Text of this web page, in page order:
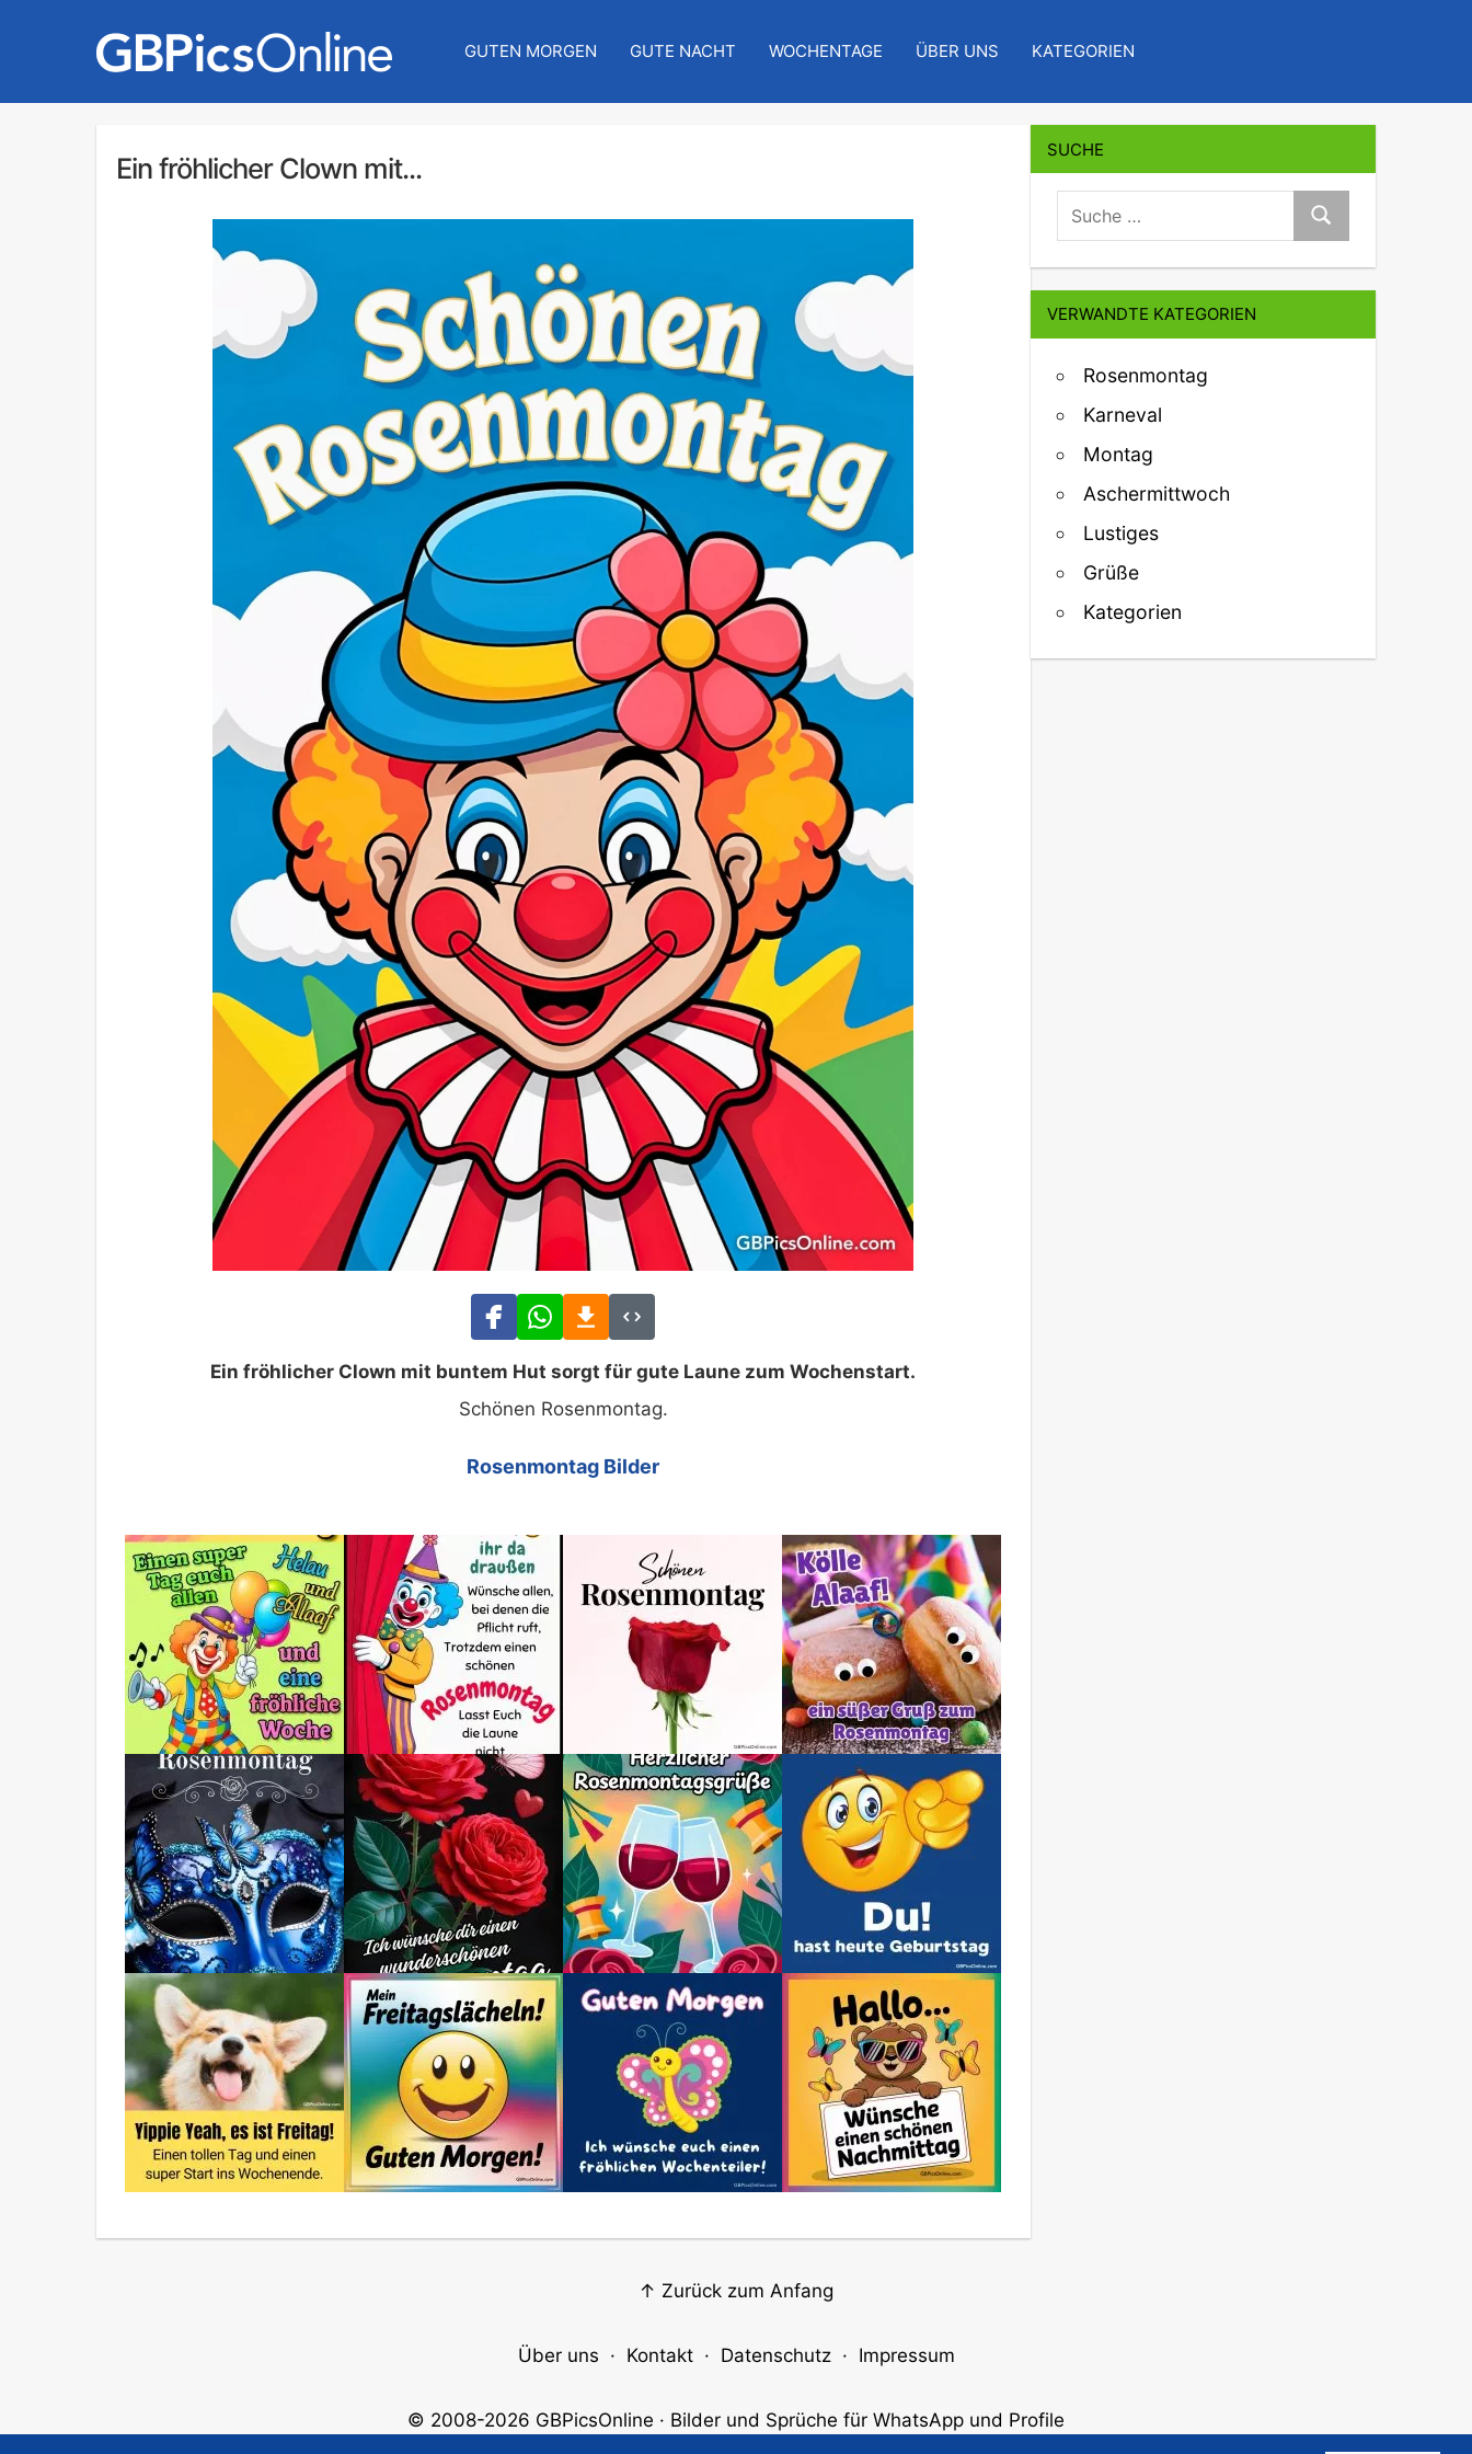
GUTEN MORGEN GUTE NACHT WOCHENTAGE ÜBER UNS KATEGORIEN
Ein fröhlicher Clown mit...
Ein fröhlicher Clown mit buntem Hut sorgt für gute Laune zum Wochenstart.
Schönen Rosenmontag.
Rosenmontag Bilder
SUCHE
suche:
Suche
VERWANDTE KATEGORIEN
Rosenmontag
Karneval
Montag
Aschermittwoch
Lustiges
Grüße
Kategorien
↑ Zurück zum Anfang
Über uns · Kontakt· Datenschutz· Impressum
© 2008-2026 GBPicsOnline · Bilder und Sprüche für WhatsApp und Profile